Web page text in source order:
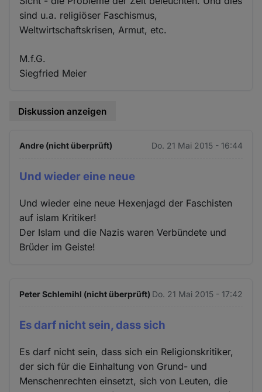
sind u.a. religiöser Faschismus,
Weltwirtschaftskrisen, Armut, etc.
M.f.G.
Siegfried Meier
Diskussion anzeigen
Andre (nicht überprüft) Do. 21 Mai 2015 - 16:44
Und wieder eine neue
Und wieder eine neue Hexenjagd der Faschisten
auf islam Kritiker!
Der Islam und die Nazis waren Verbündete und
Brüder im Geiste!
Peter Schlemihl (nicht überprüft) Do. 21 Mai 2015 - 17:42
Es darf nicht sein, dass sich
Es darf nicht sein, dass sich ein Religionskritiker,
der sich für die Einhaltung von Grund- und
Menschenrechten einsetzt, sich von Leuten, die